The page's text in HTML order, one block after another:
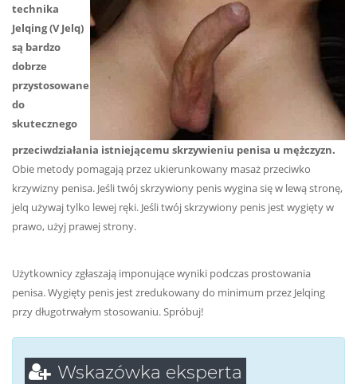
technika
Jelqing (V Jelq)
są bardzo
dobrze
przystosowane
do
skutecznego
przeciwdziałania istniejącemu skrzywieniu penisa u mężczyzn.
Obie metody pomagają przez ukierunkowany masaż przeciwko
krzywizny penisa. Jeśli twój skrzywiony penis wygina się w lewą stronę,
jelq używaj tylko lewej ręki. Jeśli twój skrzywiony penis jest wygięty w
prawo, użyj prawej strony.
Użytkownicy zgłaszają imponujące wyniki podczas prostowania
penisa. Wygięty penis jest zredukowany do minimum przez Jelqing
przy długotrwałym stosowaniu. Spróbuj!
Wskazówka eksperta